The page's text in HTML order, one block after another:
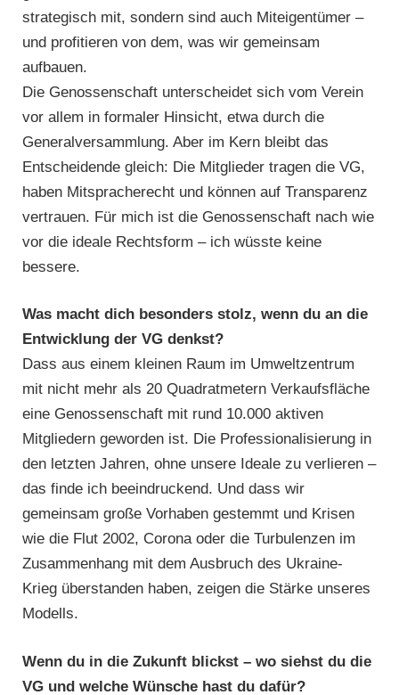
strategisch mit, sondern sind auch Miteigentümer –
und profitieren von dem, was wir gemeinsam
aufbauen.
Die Genossenschaft unterscheidet sich vom Verein
vor allem in formaler Hinsicht, etwa durch die
Generalversammlung. Aber im Kern bleibt das
Entscheidende gleich: Die Mitglieder tragen die VG,
haben Mitspracherecht und können auf Transparenz
vertrauen. Für mich ist die Genossenschaft nach wie
vor die ideale Rechtsform – ich wüsste keine
bessere.
Was macht dich besonders stolz, wenn du an die
Entwicklung der VG denkst?
Dass aus einem kleinen Raum im Umweltzentrum
mit nicht mehr als 20 Quadratmetern Verkaufsfläche
eine Genossenschaft mit rund 10.000 aktiven
Mitgliedern geworden ist. Die Professionalisierung in
den letzten Jahren, ohne unsere Ideale zu verlieren –
das finde ich beeindruckend. Und dass wir
gemeinsam große Vorhaben gestemmt und Krisen
wie die Flut 2002, Corona oder die Turbulenzen im
Zusammenhang mit dem Ausbruch des Ukraine-
Krieg überstanden haben, zeigen die Stärke unseres
Modells.
Wenn du in die Zukunft blickst – wo siehst du die
VG und welche Wünsche hast du dafür?